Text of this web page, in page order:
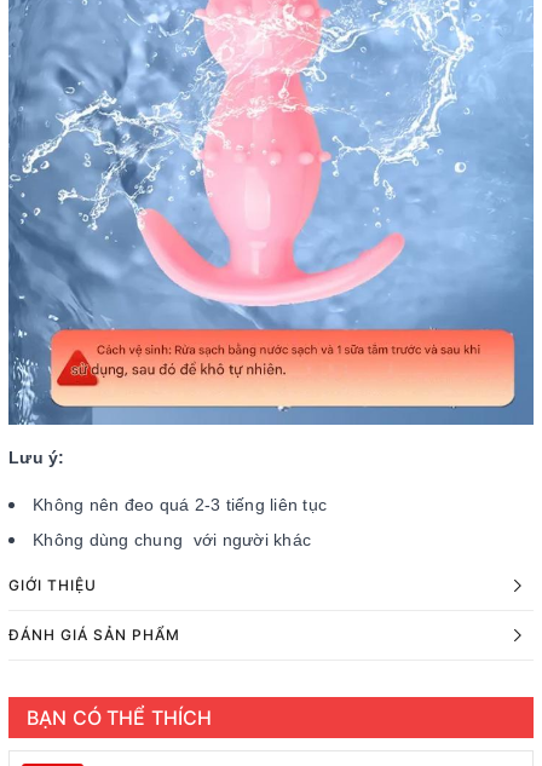
Lưu ý:
Không nên đeo quá 2-3 tiếng liên tục
Không dùng chung với người khác
GIỚI THIỆU
ĐÁNH GIÁ SẢN PHẨM
BẠN CÓ THỂ THÍCH